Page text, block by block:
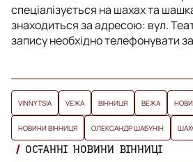
спеціалізується на шахах та
знаходиться за адресою: вул.
запису необхідно телефонувати
VINNYTSIA VЕЖА ВІННИЦЯ ВЕЖА
НОВИНИ ВІННИЦЯ ОЛЕКСАНДР ШАБУНІН
ОСТАННІ НОВИНИ ВІННИЦІ